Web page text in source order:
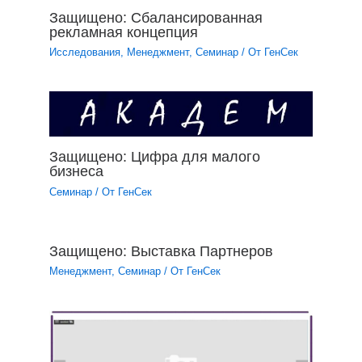
Защищено: Сбалансированная
рекламная концепция
Исследования, Менеджмент,Семинар / От ГенСек
Защищено: Цифра для малого
бизнеса
Семинар / От ГенСек
Защищено: Выставка Партнеров
Менеджмент,Семинар / От ГенСек